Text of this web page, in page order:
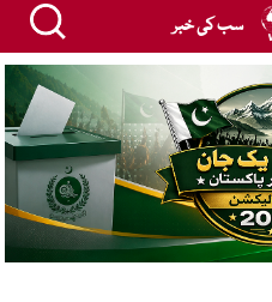
سب کی خبر